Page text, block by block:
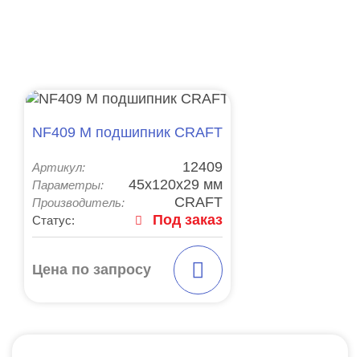
NF409 M подшипник CRAFT
Артикул: 12409
Параметры: 45x120x29 мм
Производитель: CRAFT
Статус: Под заказ
Цена по запросу